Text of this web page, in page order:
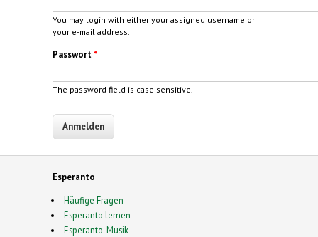
You may login with either your assigned username or
your e-mail address.
Passwort *
The password field is case sensitive.
Esperanto
Häufige Fragen
Esperanto lernen
Esperanto-Musik